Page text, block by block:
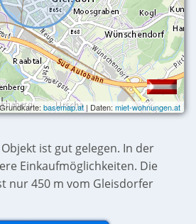
basemap.at| Daten:miet-wohnungen.at
ist gut gelegen. In der
Einkaufmöglichkeiten. Die
nur 450 m vom Gleisdorfer